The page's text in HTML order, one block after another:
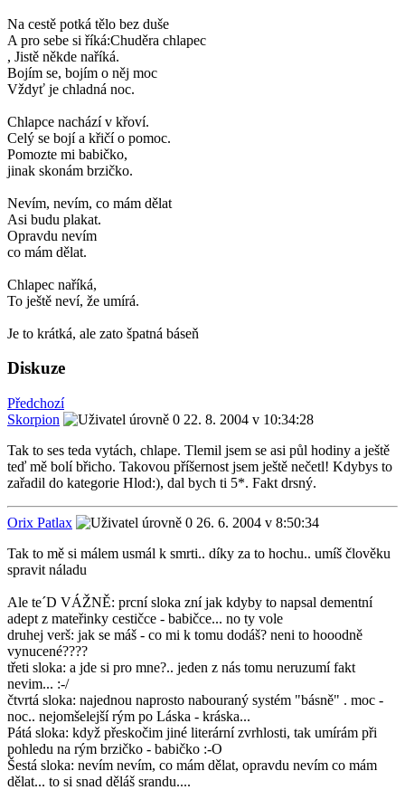
Na cestě potká tělo bez duše
A pro sebe si říká:Chuděra chlapec
, Jistě někde naříká.
Bojím se, bojím o něj moc
Vždyť je chladná noc.
Chlapce nachází v křoví.
Celý se bojí a křičí o pomoc.
Pomozte mi babičko,
jinak skonám brzičko.
Nevím, nevím, co mám dělat
Asi budu plakat.
Opravdu nevím
co mám dělat.
Chlapec naříká,
To ještě neví, že umírá.
Je to krátká, ale zato špatná báseň
Diskuze
Předchozí
Skorpion
22. 8. 2004 v 10:34:28
Tak to ses teda vytách, chlape. Tlemil jsem se asi půl hodiny a ještě
teď mě bolí břicho. Takovou příšernost jsem ještě nečetl! Kdybys to
zařadil do kategorie Hlod:), dal bych ti 5*. Fakt drsný.
Orix Patlax
26. 6. 2004 v 8:50:34
Tak to mě si málem usmál k smrti.. díky za to hochu.. umíš člověku
spravit náladu
Ale te´D VÁŽNĚ: prcní sloka zní jak kdyby to napsal dementní
adept z mateřinky cestičce - babičce... no ty vole
druhej verš: jak se máš - co mi k tomu dodáš? neni to hooodně
vynucené????
třeti sloka: a jde si pro mne?.. jeden z nás tomu neruzumí fakt
nevim... :-/
čtvrtá sloka: najednou naprosto nabouraný systém "básně" . moc -
noc.. nejomšelejší rým po Láska - kráska...
Pátá sloka: když přeskočim jiné literární zvrhlosti, tak umírám při
pohledu na rým brzičko - babičko :-O
Šestá sloka: nevím nevím, co mám dělat, opravdu nevím co mám
dělat... to si snad děláš srandu....